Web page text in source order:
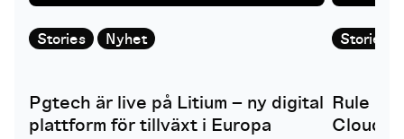
Stories Nyhet
Pgtech är live på Litium – ny digital
plattform för tillväxt i Europa
Stories
Rule nu
Cloud